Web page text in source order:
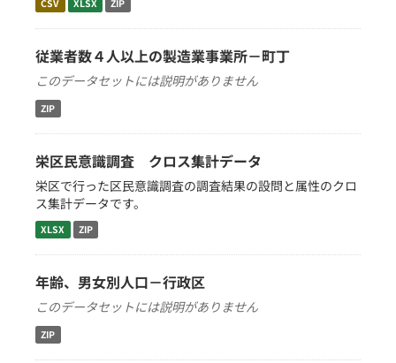
CSV XLSX ZIP
従業者数４人以上の製造業事業所－町丁
このデータセットには説明がありません
ZIP
栄区民意識調査 クロス集計データ
栄区で行った区民意識調査の調査結果の設問と属性のクロ
ス集計データです。
XLSX ZIP
年齢、男女別人口－行政区
このデータセットには説明がありません
ZIP